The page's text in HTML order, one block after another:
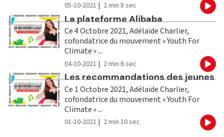
05-10-2021 | 2 min 8 sec
Ecouter
La plateforme Alibaba
Ce 4 Octobre 2021, Adélaïde Charlier,
cofondatrice du mouvement « Youth For
Climate » ...
04-10-2021 | 2 min 6 sec
Ecouter
Les recommandations des jeunes
Ce 1 Octobre 2021, Adélaïde Charlier,
cofondatrice du mouvement « Youth For
Climate » ...
01-10-2021 | 2 min 10 sec